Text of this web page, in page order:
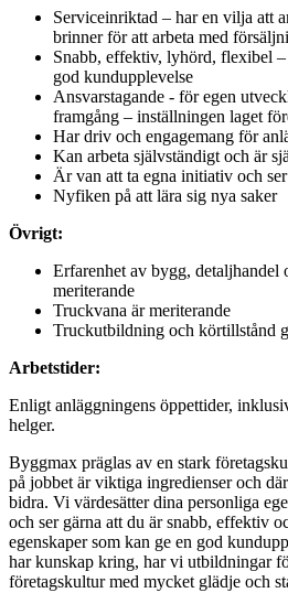
Serviceinriktad – har en vilja att
brinner för att arbeta med
Snabb, effektiv, lyhörd, flexibel –
god kundupplevelse
Ansvarstagande - för egen
framgång – inställningen laget
Har driv och engagemang för
Kan arbeta självständigt och är
Är van att ta egna initiativ och
Nyfiken på att lära sig nya saker
Övrigt:
Erfarenhet av bygg, detaljhandel
meriterande
Truckvana är meriterande
Truckutbildning och körtillstånd
Arbetstider:
Enligt anläggningens öppettider,
helger.
Byggmax präglas av en stark
på jobbet är viktiga ingredienser och
bidra. Vi värdesätter dina personliga
och ser gärna att du är snabb, effektiv
egenskaper som kan ge en god
har kunskap kring, har vi utbildningar
företagskultur med mycket glädje och